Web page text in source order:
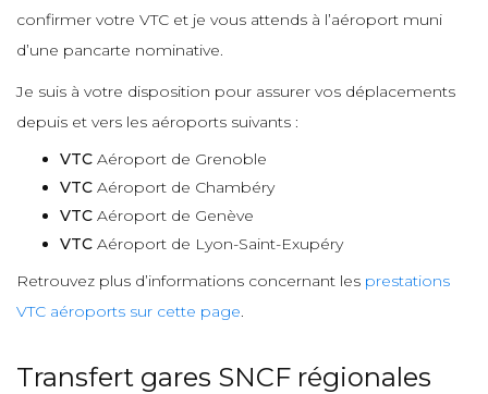
confirmer votre VTC et je vous attends à l’aéroport muni
d’une pancarte nominative.
Je suis à votre disposition pour assurer vos déplacements
depuis et vers les aéroports suivants :
VTC Aéroport de Grenoble
VTC Aéroport de Chambéry
VTC Aéroport de Genève
VTC Aéroport de Lyon-Saint-Exupéry
Retrouvez plus d’informations concernant les prestations
VTC aéroports sur cette page.
Transfert gares SNCF régionales